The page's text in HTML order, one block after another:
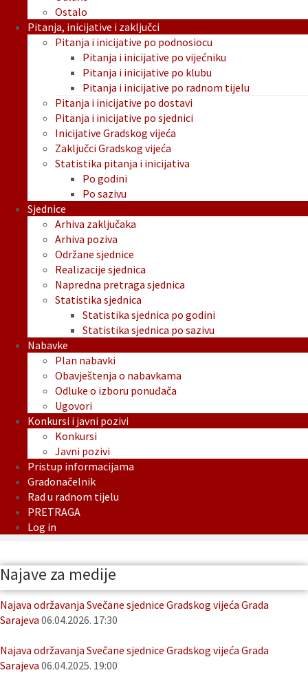
Ostalo
Pitanja, inicijative i zaključci
Pitanja i inicijative po podnosiocu
Pitanja i inicijative po vijećniku
Pitanja i inicijative po klubu
Pitanja i inicijative po radnom tijelu
Pitanja i inicijative po dostavi
Pitanja i inicijative po sjednici
Inicijative Gradskog vijeća
Zaključci Gradskog vijeća
Statistika pitanja i inicijativa
Po godini
Po sazivu
Sjednice
Arhiva zaključaka
Arhiva poziva
Održane sjednice
Realizacije sjednica
Napredna pretraga sjednica
Statistika sjednica
Statistika sjednica po godini
Statistika sjednica po sazivu
Nabavke
Plan nabavki
Obavještenja o nabavkama
Odluke o izboru ponuđača
Ugovori
Konkursi i javni pozivi
Konkursi
Javni pozivi
Pristup informacijama
Gradonačelnik
Rad u radnom tijelu
PRETRAGA
Log in
Najave za medije
Najava održavanja Svečane sjednice Gradskog vijeća Grada
Sarajeva 06.04.2026. 17:30
Najava održavanja Svečane sjednice Gradskog vijeća Grada
Sarajeva 06.04.2025. 19:00